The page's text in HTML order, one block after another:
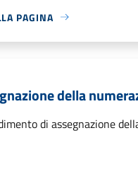
PAGINA
della
di assegnazione